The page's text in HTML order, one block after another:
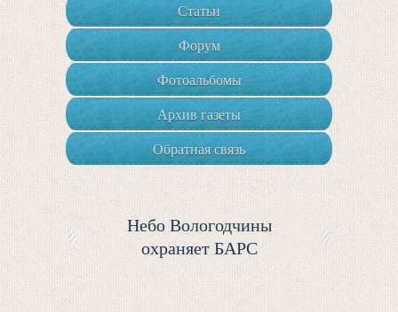
Статьи
Форум
Фотоальбомы
Архив газеты
Обратная связь
Небо Вологодчины
охраняет БАРС